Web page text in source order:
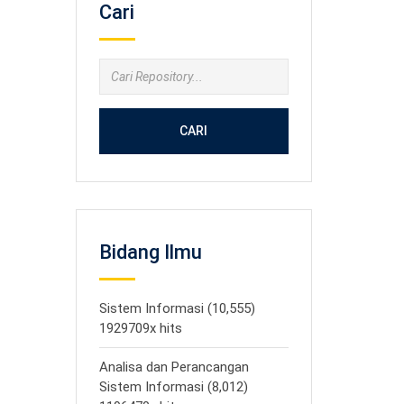
Cari
CARI
Bidang Ilmu
Sistem Informasi (10,555)
1929709x hits
Analisa dan Perancangan
Sistem Informasi (8,012)